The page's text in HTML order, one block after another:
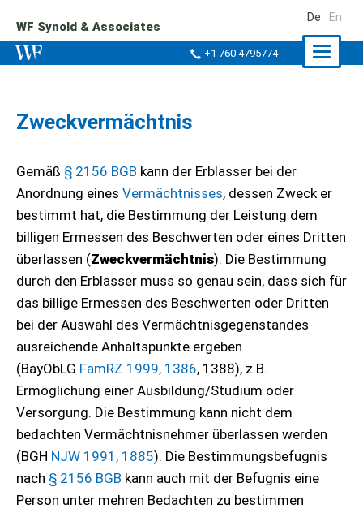
WF Synold & Associates
+1 760 4795774
De En
Zweckvermächtnis
Gemäß § 2156 BGB kann der Erblasser bei der
Anordnung eines Vermächtnisses, dessen Zweck er
bestimmt hat, die Bestimmung der Leistung dem
billigen Ermessen des Beschwerten oder eines Dritten
überlassen (Zweckvermächtnis). Die Bestimmung
durch den Erblasser muss so genau sein, dass sich für
das billige Ermessen des Beschwerten oder Dritten
bei der Auswahl des Vermächtnisgegenstandes
ausreichende Anhaltspunkte ergeben
(BayObLG FamRZ 1999, 1386, 1388), z.B.
Ermöglichung einer Ausbildung/Studium oder
Versorgung. Die Bestimmung kann nicht dem
bedachten Vermächtnisnehmer überlassen werden
(BGH NJW 1991, 1885). Die Bestimmungsbefugnis
nach § 2156 BGB kann auch mit der Befugnis eine
Person unter mehren Bedachten zu bestimmen